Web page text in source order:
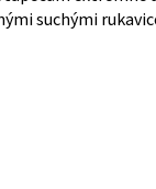
suchými